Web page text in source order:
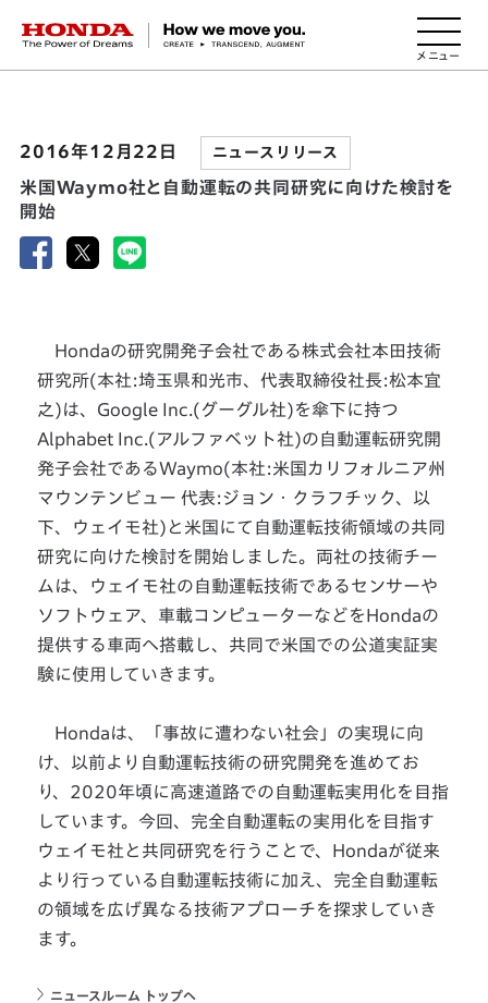
HONDA The Power of Dreams
2016年12月22日 ニュースリリース
米国Waymo社と自動運転の共同研究に向けた検討を
開始
Hondaの研究開発子会社である株式会社本田技術
研究所(本社:埼玉県和光市、代表取締役社長:松本宜
之)は、Google Inc.(グーグル社)を傘下に持つ
Alphabet Inc.(アルファベット社)の自動運転研究開
発子会社であるWaymo(本社:米国カリフォルニア州
マウンテンビュー 代表:ジョン・クラフチック、以
下、ウェイモ社)と米国にて自動運転技術領域の共同
研究に向けた検討を開始しました。両社の技術チー
ムは、ウェイモ社の自動運転技術であるセンサーや
ソフトウェア、車載コンピューターなどをHondaの
提供する車両へ搭載し、共同で米国での公道実証実
験に使用していきます。
Hondaは、「事故に遭わない社会」の実現に向
け、以前より自動運転技術の研究開発を進めてお
り、2020年頃に高速道路での自動運転実用化を目指
しています。今回、完全自動運転の実用化を目指す
ウェイモ社と共同研究を行うことで、Hondaが従来
より行っている自動運転技術に加え、完全自動運転
の領域を広げ異なる技術アプローチを探求していき
ます。
ニュースルーム トップへ